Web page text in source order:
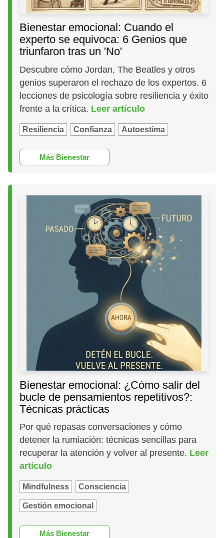
Bienestar emocional: Cuando el
experto se equivoca: 6 Genios que
triunfaron tras un 'No'
Descubre cómo Jordan, The Beatles y otros
genios superaron el rechazo de los expertos. 6
lecciones de psicología sobre resiliencia y éxito
frente a la crítica. Leer artículo
Resiliencia Confianza Autoestima
Más Bienestar
Bienestar emocional: ¿Cómo salir del
bucle de pensamientos repetitivos?:
Técnicas prácticas
Por qué repasas conversaciones y cómo
detener la rumiación: técnicas sencillas para
recuperar la atención y volver al presente. Leer
artículo
Mindfulness Consciencia
Gestión emocional
Más Bienestar